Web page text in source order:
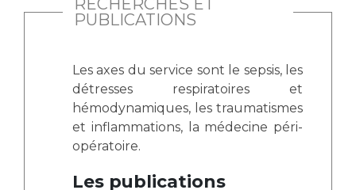
RECHERCHES ET
PUBLICATIONS
Les axes du service sont le sepsis, les
détresses respiratoires et
hémodynamiques, les traumatismes
et inflammations, la médecine péri-
opératoire.
Les publications